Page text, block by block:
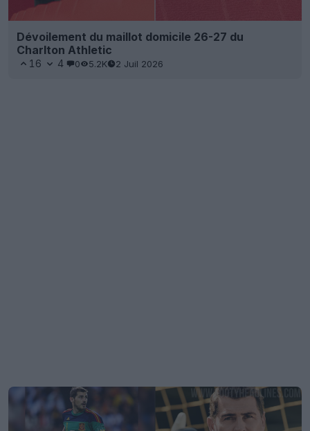
Dévoilement du maillot domicile 26-27 du
Charlton Athletic
16 4 0 5.2K 2 Juil 2026